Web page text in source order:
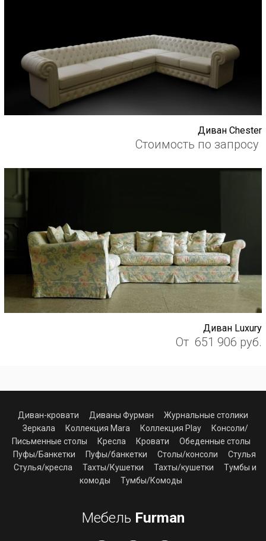
Диван Chester
Стоимость по запросу
Диван Luxury
От 651 906 руб.
Диван-кровати Диваны Фурман
Журнальные столики
Зеркала
Коллекция Mara Коллекция Play
Консоли/
Письменные столы
Кресла Кровати
Обеденные столы
Пуфы/Банкетки
Пуфы/банкетки Столы/консоли
Стулья
Стулья/кресла
Тахты/Кушетки Тахты/кушетки
Тумбы и
комоды
Тумбы/Комоды
Мебель Furman